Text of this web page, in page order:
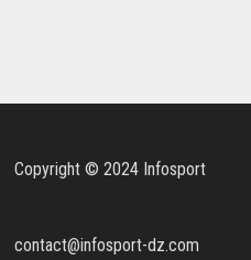
Copyright © 2024 Infosport
contact@infosport-dz.com